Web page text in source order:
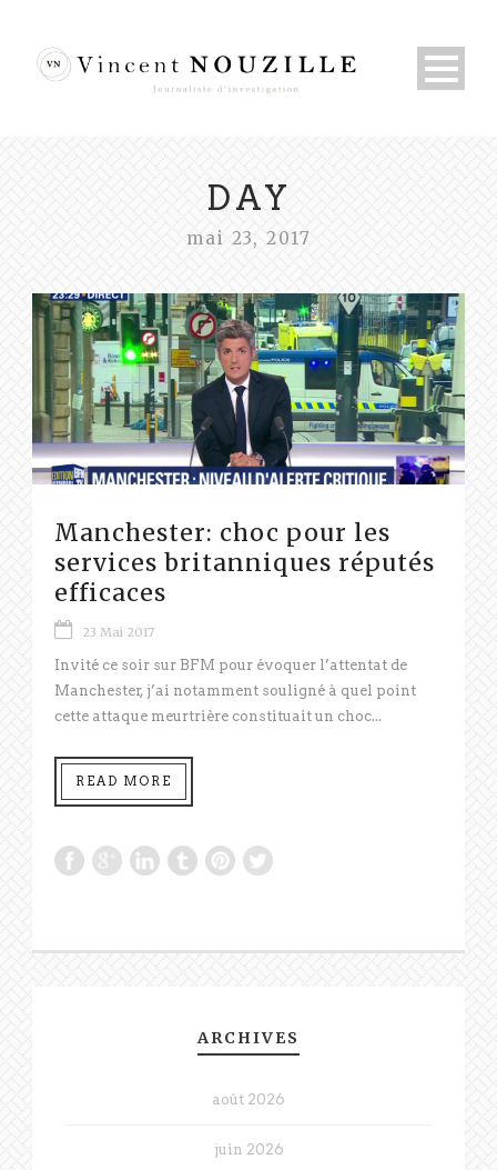
DAY
mai 23, 2017
Manchester: choc pour les
services britanniques réputés
efficaces
23 Mai 2017
Invité ce soir sur BFM pour évoquer l’attentat de
Manchester, j’ai notamment souligné à quel point
cette attaque meurtrière constituait un choc...
READ MORE
ARCHIVES
août 2026
juin 2026